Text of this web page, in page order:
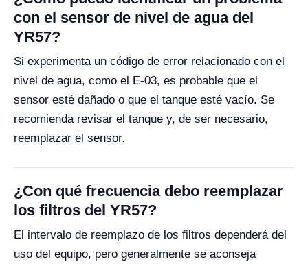
con el sensor de nivel de agua del
YR57?
Si experimenta un código de error relacionado con el
nivel de agua, como el E-03, es probable que el
sensor esté dañado o que el tanque esté vacío. Se
recomienda revisar el tanque y, de ser necesario,
reemplazar el sensor.
¿Con qué frecuencia debo reemplazar
los filtros del YR57?
El intervalo de reemplazo de los filtros dependerá del
uso del equipo, pero generalmente se aconseja